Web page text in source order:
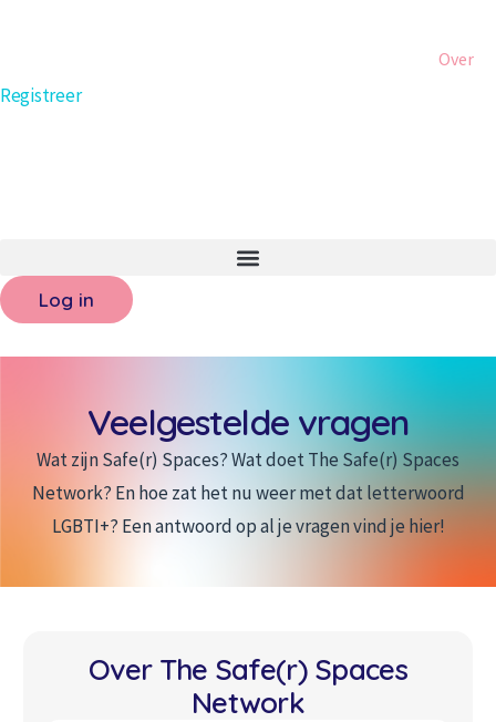
Over
Registreer
Log in
Veelgestelde vragen
Wat zijn Safe(r) Spaces? Wat doet The Safe(r) Spaces
Network? En hoe zat het nu weer met dat letterwoord
LGBTI+? Een antwoord op al je vragen vind je hier!
Over The Safe(r) Spaces
Network